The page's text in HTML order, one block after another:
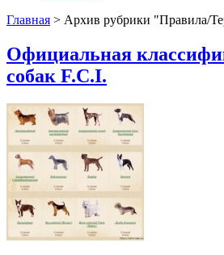
Главная > Архив рубрики "Правила/
Официальная
собак F.C.I.